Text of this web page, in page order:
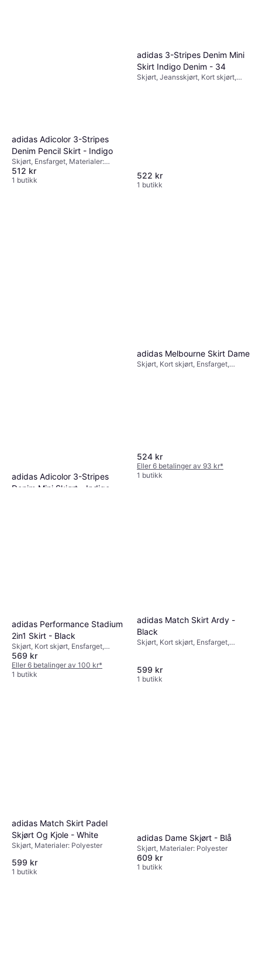
adidas Adicolor 3-Stripes
Denim Pencil Skirt - Indigo
Skjørt, Ensfarget, Materialer:
Bomull
512 kr
1 butikk
adidas 3-Stripes Denim Mini
Skirt Indigo Denim - 34
Skjørt, Jeansskjørt, Kort skjørt,
522 kr
1 butikk
adidas Adicolor 3-Stripes
Denim Mini Skjørt - Indigo
adidas Melbourne Skirt Dame
Skjørt, Kort skjørt, Ensfarget,
524 kr
Eller 6 betalinger av 93 kr*
1 butikk
adidas Performance Stadium
2in1 Skirt - Black
Skjørt, Kort skjørt, Ensfarget,
Materialer: Mesh, Polyester,
Pustende
569 kr
Eller 6 betalinger av 100 kr*
1 butikk
adidas Match Skirt Ardy -
Black
Skjørt, Kort skjørt, Ensfarget,
599 kr
1 butikk
adidas Match Skirt Padel
Skjørt Og Kjole - White
Skjørt, Materialer: Polyester
599 kr
1 butikk
adidas Dame Skjørt - Blå
Skjørt, Materialer: Polyester
609 kr
1 butikk